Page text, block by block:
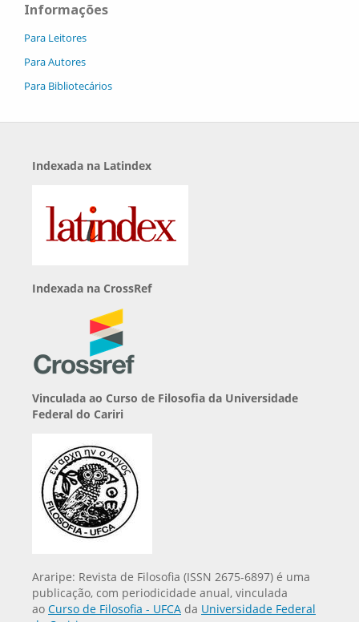
Informações
Para Leitores
Para Autores
Para Bibliotecários
Indexada na Latindex
Indexada na CrossRef
Vinculada ao Curso de Filosofia da Universidade
Federal do Cariri
Araripe: Revista de Filosofia (ISSN 2675-6897) é uma
publicação, com periodicidade anual, vinculada
ao Curso de Filosofia - UFCA da Universidade Federal